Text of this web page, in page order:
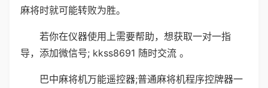
麻将时就可能转败为胜。
若你在仪器使用上需要帮助，想获取一对一指
导，添加微信号; kkss8691 随时交流 。
巴中麻将机万能遥控器;普通麻将机程序控牌器一